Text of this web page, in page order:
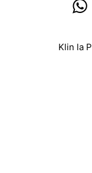
Klin la